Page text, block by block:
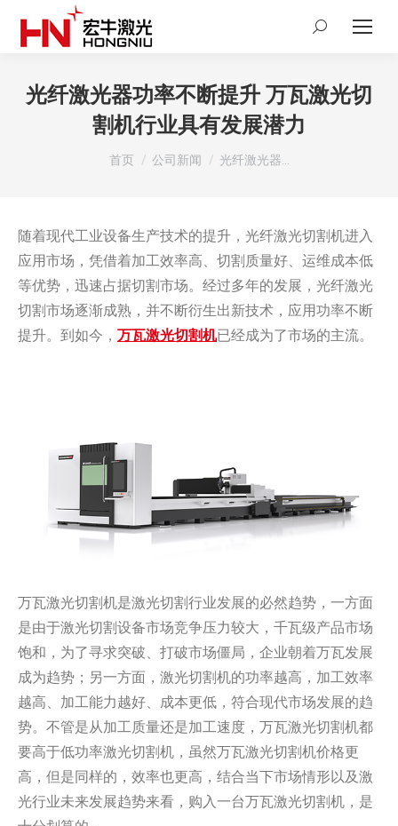
Search:
光纤激光器功率不断提升 万瓦激光切
割机行业具有发展潜力
您在这里：
首页 公司新闻 光纤激光器…
随着现代工业设备生产技术的提升，光纤激光切割机进入
应用市场，凭借着加工效率高、切割质量好、运维成本低
等优势，迅速占据切割市场。经过多年的发展，光纤激光
切割市场逐渐成熟，并不断衍生出新技术，应用功率不断
提升。到如今， 万瓦激光切割机已经成为了市场的主流。
万瓦激光切割机是激光切割行业发展的必然趋势，一方面
是由于激光切割设备市场竞争压力较大，千瓦级产品市场
饱和，为了寻求突破、打破市场僵局，企业朝着万瓦发展
成为趋势；另一方面，激光切割机的功率越高，加工效率
越高、加工能力越好、成本更低，符合现代市场发展的趋
势。不管是从加工质量还是加工速度，万瓦激光切割机都
要高于低功率激光切割机，虽然万瓦激光切割机价格更
高，但是同样的，效率也更高，结合当下市场情形以及激
光行业未来发展趋势来看，购入一台万瓦激光切割机，是